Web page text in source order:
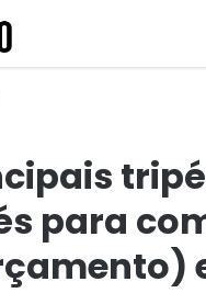
para